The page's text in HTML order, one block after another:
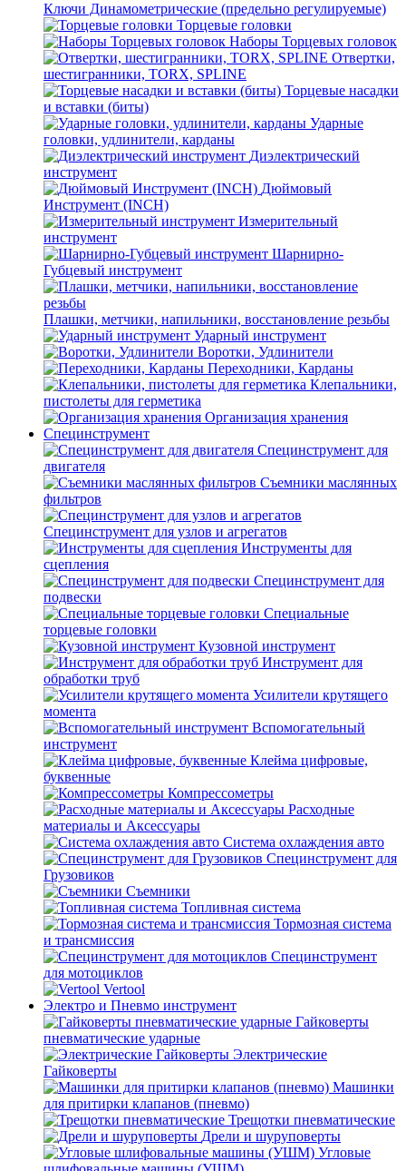
Ключи Динамометрические (предельно регулируемые)
Торцевые головки
Наборы Торцевых головок
Отвертки,
шестигранники, TORX, SPLINE
Торцевые насадки
и вставки (биты)
Ударные
головки, удлинители, карданы
Диэлектрический
инструмент
Дюймовый
Инструмент (INCH)
Измерительный
инструмент
Шарнирно-
Губцевый инструмент
Плашки, метчики, напильники, восстановление резьбы
Ударный инструмент
Воротки, Удлинители
Переходники, Карданы
Клепальники,
пистолеты для герметика
Организация хранения
Специнструмент
Специнструмент для
двигателя
Съемники маслянных
фильтров
Специнструмент для узлов и агрегатов
Инструменты для
сцепления
Специнструмент для
подвески
Специальные
торцевые головки
Кузовной инструмент
Инструмент для
обработки труб
Усилители крутящего
момента
Вспомогательный
инструмент
Клейма цифровые,
буквенные
Компрессометры
Расходные
материалы и Аксессуары
Система охлаждения авто
Специнструмент для
Грузовиков
Съемники
Топливная система
Тормозная система
и трансмиссия
Специнструмент
для мотоциклов
Vertool
Электро и Пневмо инструмент
Гайковерты
пневматические ударные
Электрические
Гайковерты
Машинки
для притирки клапанов (пневмо)
Трещотки пневматические
Дрели и шуруповерты
Угловые